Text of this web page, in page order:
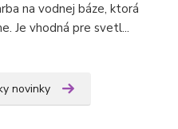
na vodnej báze, ktorá
Je vhodná pre svetl...
novinky